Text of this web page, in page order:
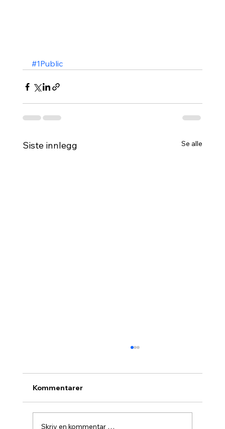
#1Public
Siste innlegg Se alle
Kommentarer
Skriv en kommentar …